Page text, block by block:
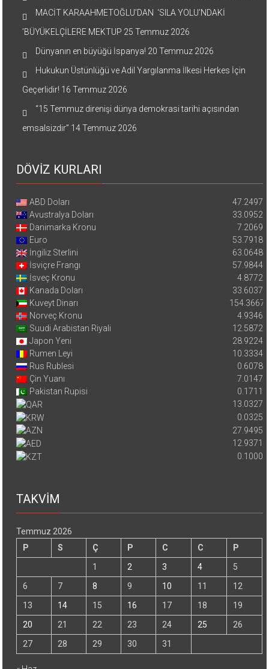
MACİT KARAAHMETOĞLU’DAN ‘SILA YOLU’NDAKİ
’BÜYÜKELÇİLERE MEKTUP 25 Temmuz 2026
Dünyanın en büyüğü İspanya! 20 Temmuz 2026
Hukukun Üstünlüğü ve Adil Yargılanma İlkesi Herkes İçin
Geçerlidir! 16 Temmuz 2026
“15 Temmuz direnişi dünya demokrasi tarihi açısından
emsalsizdir” 14 Temmuz 2026
DÖVİZ KURLARI
ABD Doları
47.2497
Avustralya Doları
33.0952
Danimarka Kronu
7.2069
Euro
53.7918
İngiliz Sterlini
63.0648
İsviçre Frangı
57.9844
İsveç Kronu
4.8772
Kanada Doları
33.6037
Kuveyt Dinarı
154.3667
Norveç Kronu
4.9346
Suudi Arabistan Riyali
12.5872
Japon Yeni
28.9224
Rumen Leyi
10.3334
Rus Rublesi
0.6078
Çin Yuanı
7.0147
Pakistan Rupisi
0.1711
13.0327
0.0325
27.9495
12.9371
0.1000
TAKVİM
Temmuz 2026
P
S Ç P C C
P
1
2 3 4
5
6
7 8 9 10 11
12
13
14 15 16 17 18
19
20
21 22 23 24 25
26
27
28 29 30 31